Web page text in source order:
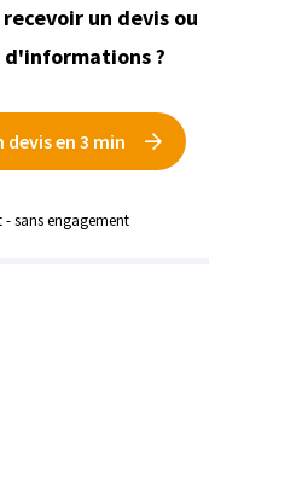
un devis ou
?
en 3 min
- sans engagement